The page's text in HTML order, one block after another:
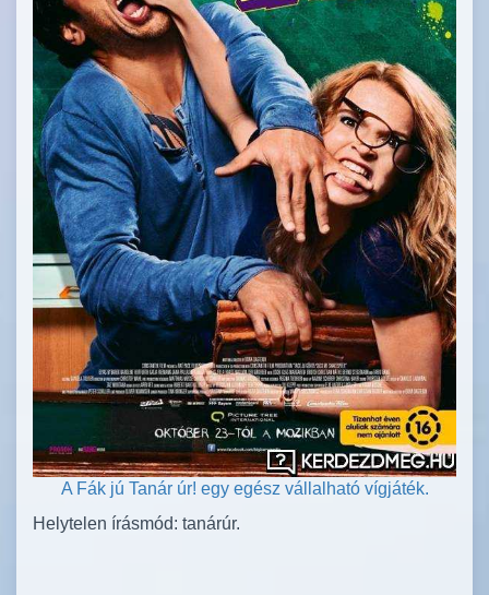
A Fák jú Tanár úr! egy egész vállalható vígjáték.
Helytelen írásmód: tanárúr.